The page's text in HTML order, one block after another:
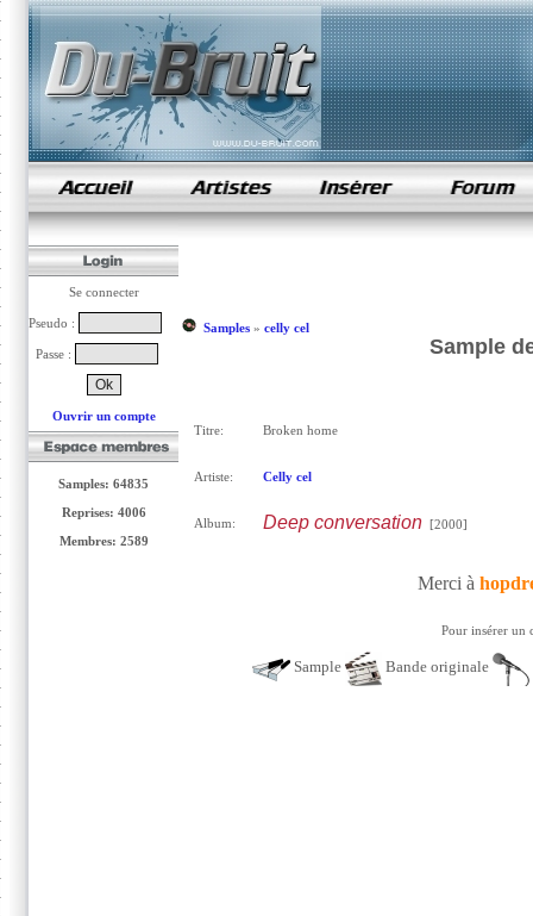
samples de rap
Se connecter
Pseudo :
Passe :
Ouvrir un compte
Samples: 64835
Reprises: 4006
Membres: 2589
Samples» celly cel
Sample
Titre: Broken home
Artiste: Celly cel
Album: Deep conversation[2000]
Merci à
Pour insérer un
Sample Bande originale